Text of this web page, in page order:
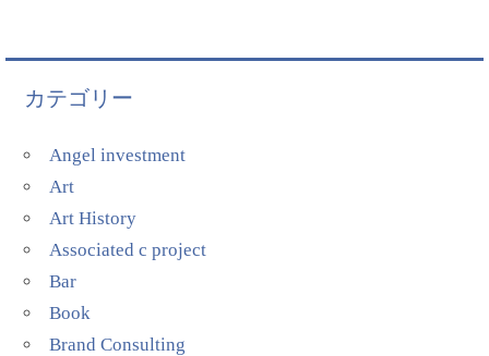
カテゴリー
Angel investment
Art
Art History
Associated c project
Bar
Book
Brand Consulting